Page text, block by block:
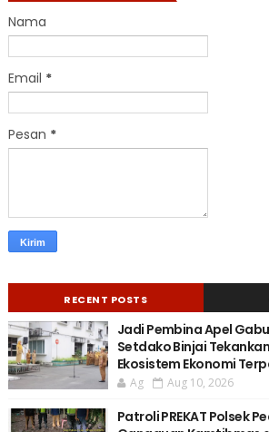
Nama
Email *
Pesan *
RECENT POSTS
Jadi Pembina Apel
Setdako Binjai
Ekosistem Ekonomi
Ag Aug 10, 2026
Patroli PREKAT Polsek